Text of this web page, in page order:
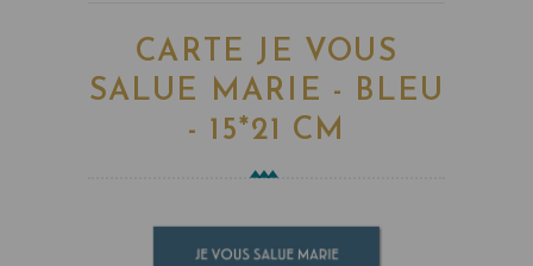
CARTE JE VOUS
SALUE MARIE - BLEU
- 15*21 CM